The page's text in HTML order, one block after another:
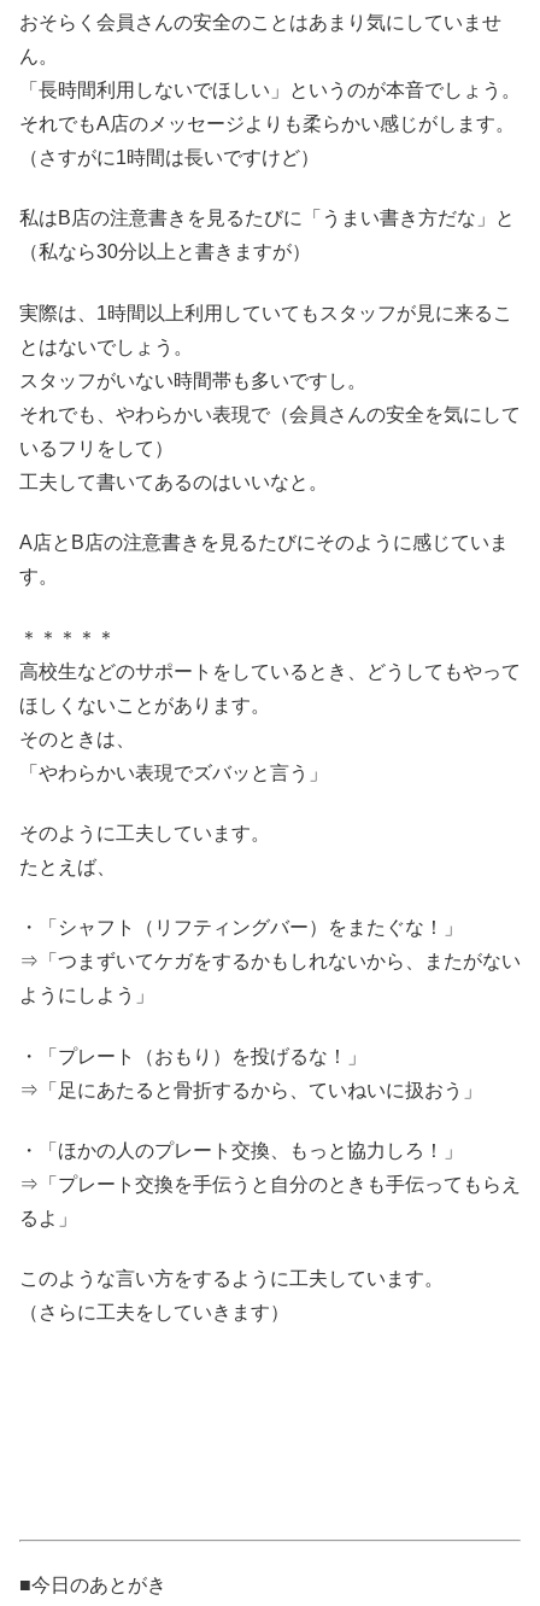
おそらく会員さんの安全のことはあまり気にしていませ
ん。
「長時間利用しないでほしい」というのが本音でしょう。
それでもA店のメッセージよりも柔らかい感じがします。
（さすがに1時間は長いですけど）
私はB店の注意書きを見るたびに「うまい書き方だな」と
（私なら30分以上と書きますが）
実際は、1時間以上利用していてもスタッフが見に来るこ
とはないでしょう。
スタッフがいない時間帯も多いですし。
それでも、やわらかい表現で（会員さんの安全を気にして
いるフリをして）
工夫して書いてあるのはいいなと。
A店とB店の注意書きを見るたびにそのように感じていま
す。
＊＊＊＊＊
高校生などのサポートをしているとき、どうしてもやって
ほしくないことがあります。
そのときは、
「やわらかい表現でズバッと言う」
そのように工夫しています。
たとえば、
・「シャフト（リフティングバー）をまたぐな！」
⇒「つまずいてケガをするかもしれないから、またがない
ようにしよう」
・「プレート（おもり）を投げるな！」
⇒「足にあたると骨折するから、ていねいに扱おう」
・「ほかの人のプレート交換、もっと協力しろ！」
⇒「プレート交換を手伝うと自分のときも手伝ってもらえ
るよ」
このような言い方をするように工夫しています。
（さらに工夫をしていきます）
■今日のあとがき